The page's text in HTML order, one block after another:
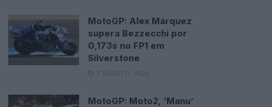
MotoGP: Alex Márquez
supera Bezzecchi por
0,173s no FP1 em
Silverstone
7 AGOSTO, 2026
MotoGP: Moto2, ‘Manu’